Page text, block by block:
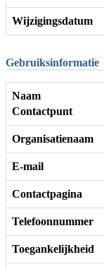
Wijzigingsdatum
Gebruiksinformatie
Naam
Contactpunt
Organisatienaam
E-mail
Contactpagina
Telefoonnummer
Toegankelijkheid